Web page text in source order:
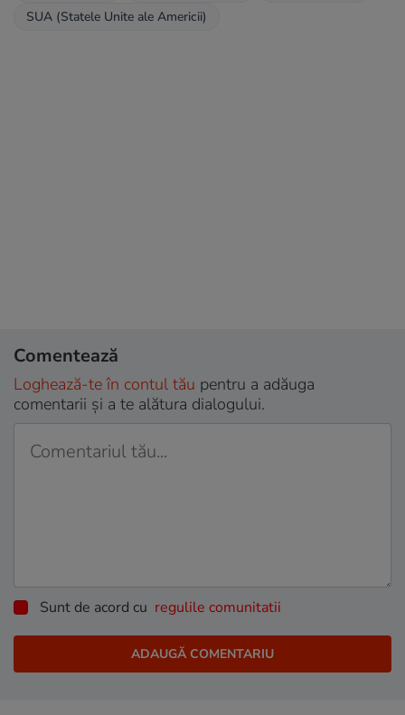
SUA (Statele Unite ale Americii)
Comentează
Loghează-te în contul tău pentru a adăuga
comentarii și a te alătura dialogului.
Sunt de acord cu regulile comunitatii